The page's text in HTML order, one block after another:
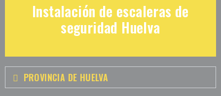
Instalación de escaleras de
seguridad Huelva
PROVINCIA DE HUELVA